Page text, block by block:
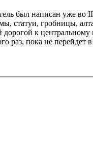
был написан уже во
статуи, гробницы,
дорогой к
раз, пока не перейдет